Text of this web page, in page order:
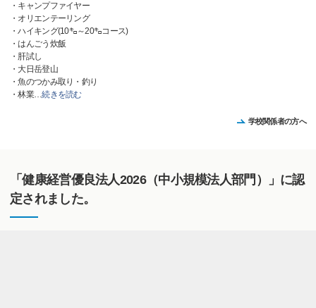
・キャンプファイヤー
・オリエンテーリング
・ハイキング(10㌔～20㌔コース)
・はんごう炊飯
・肝試し
・大日岳登山
・魚のつかみ取り・釣り
・林業…続きを読む
学校関係者の方へ
「健康経営優良法人2026（中小規模法人部門）」に認
定されました。